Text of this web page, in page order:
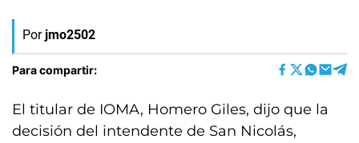
Por jmo2502
Para compartir:
El titular de IOMA, Homero Giles, dijo que la
decisión del intendente de San Nicolás,